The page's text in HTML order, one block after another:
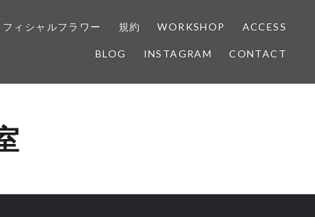
ィシャルフラワー 規約 WORKSHOP ACCESS
BLOG INSTAGRAM CONTACT